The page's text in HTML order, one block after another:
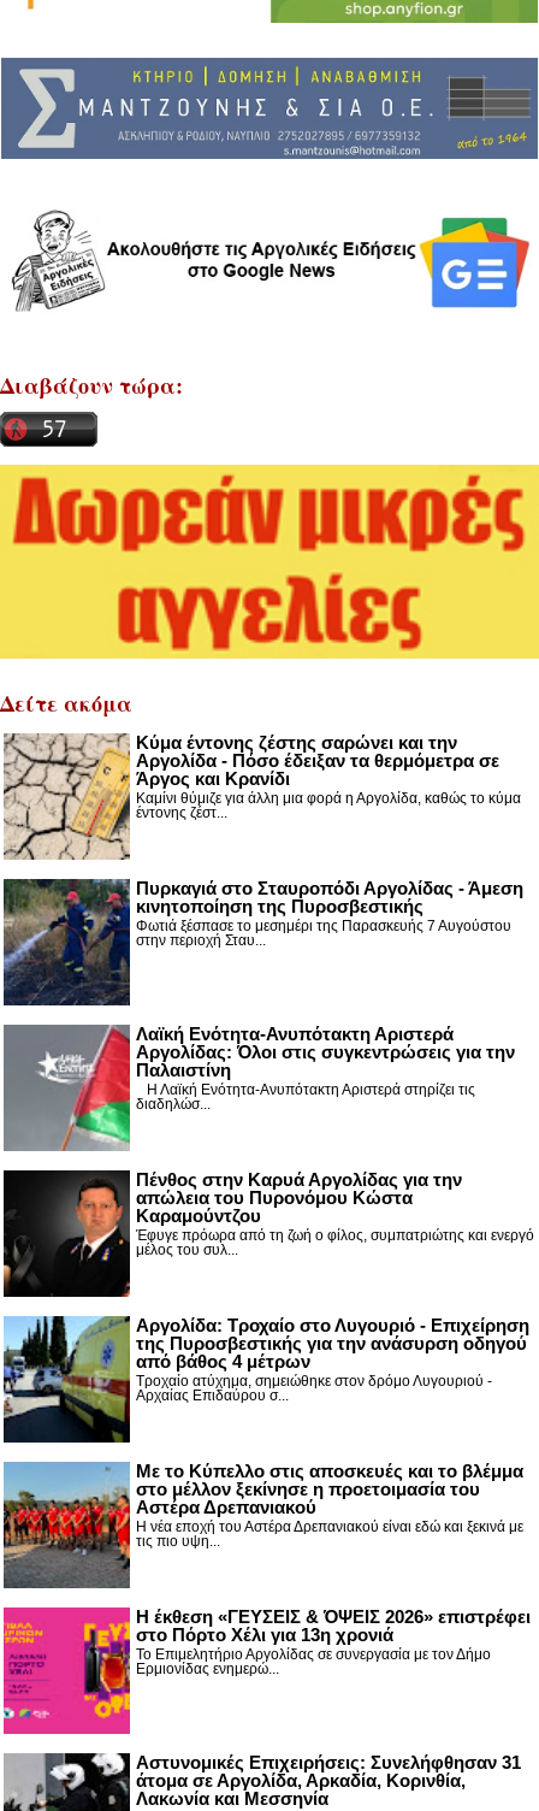
Διαβάζουν τώρα:
Δείτε ακόμα
Κύμα έντονης ζέστης σαρώνει και την
Αργολίδα - Πόσο έδειξαν τα θερμόμετρα σε
Άργος και Κρανίδι
Καμίνι θύμιζε για άλλη μια φορά η Αργολίδα, καθώς το κύμα
έντονης ζέστ...
Πυρκαγιά στο Σταυροπόδι Αργολίδας - Άμεση
κινητοποίηση της Πυροσβεστικής
Φωτιά ξέσπασε το μεσημέρι της Παρασκευής 7 Αυγούστου
στην περιοχή Σταυ...
Λαϊκή Ενότητα-Ανυπότακτη Αριστερά
Αργολίδας: Όλοι στις συγκεντρώσεις για την
Παλαιστίνη
Η Λαϊκή Ενότητα-Ανυπότακτη Αριστερά στηρίζει τις
διαδηλώσ...
Πένθος στην Καρυά Αργολίδας για την
απώλεια του Πυρονόμου Κώστα
Καραμούντζου
Έφυγε πρόωρα από τη ζωή ο φίλος, συμπατριώτης και ενεργό
μέλος του συλ...
Αργολίδα: Τροχαίο στο Λυγουριό - Επιχείρηση
της Πυροσβεστικής για την ανάσυρση οδηγού
από βάθος 4 μέτρων
Τροχαίο ατύχημα, σημειώθηκε στον δρόμο Λυγουριού -
Αρχαίας Επιδαύρου σ...
Με το Κύπελλο στις αποσκευές και το βλέμμα
στο μέλλον ξεκίνησε η προετοιμασία του
Αστέρα Δρεπανιακού
Η νέα εποχή του Αστέρα Δρεπανιακού είναι εδώ και ξεκινά με
τις πιο υψη...
Η έκθεση «ΓΕΥΣΕΙΣ & ΌΨΕΙΣ 2026» επιστρέφει
στο Πόρτο Χέλι για 13η χρονιά
Το Επιμελητήριο Αργολίδας σε συνεργασία με τον Δήμο
Ερμιονίδας ενημερώ...
Αστυνομικές Επιχειρήσεις: Συνελήφθησαν 31
άτομα σε Αργολίδα, Αρκαδία, Κορινθία,
Λακωνία και Μεσσηνία